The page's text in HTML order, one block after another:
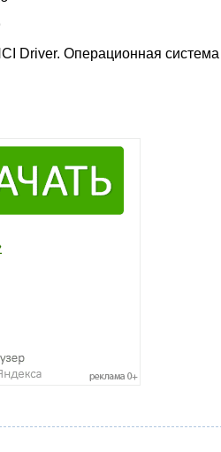
Driver. Операционная